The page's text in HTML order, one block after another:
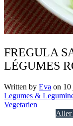
FREGULA
LÉGUMES
Written by Eva on 10
Legumes &
Vegetarien
Aller